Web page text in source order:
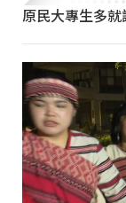
原民大專生多